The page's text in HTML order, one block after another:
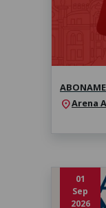
location_onArena
01
Sep
2026